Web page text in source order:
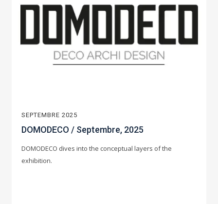
SEPTEMBRE 2025
DOMODECO / Septembre, 2025
DOMODECO dives into the conceptual layers of the
exhibition.